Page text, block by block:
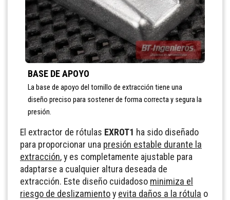
BASE DE APOYO
La base de apoyo del tornillo de extracción tiene una
diseño preciso para sostener de forma correcta y segura la
presión.
El extractor de rótulas EXROT1 ha sido diseñado
para proporcionar una presión estable durante la
extracción, y es completamente ajustable para
adaptarse a cualquier altura deseada de
extracción. Este diseño cuidadoso minimiza el
riesgo de deslizamientoy evita daños a la rótula o